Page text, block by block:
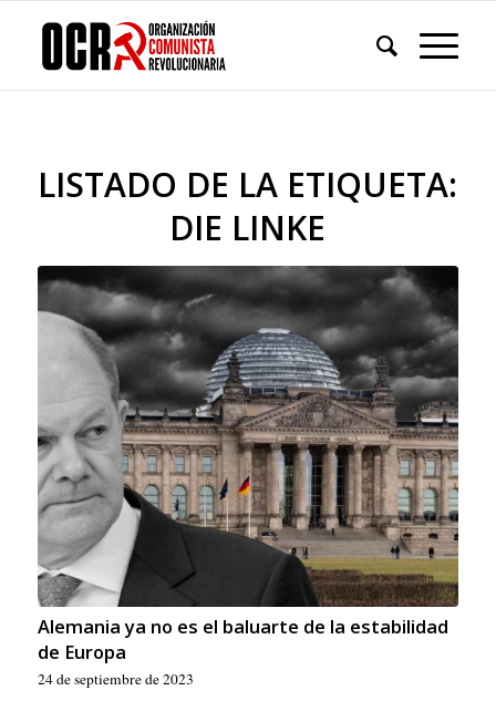
LISTADO DE LA ETIQUETA:
DIE LINKE
Alemania ya no es el baluarte de la estabilidad
de Europa
24 de septiembre de 2023